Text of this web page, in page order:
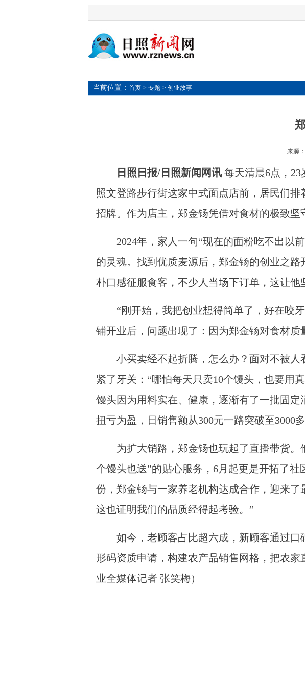
当前位置： 首页 > 专题 > 创业故事
来源
日照日报/日照新闻网讯 每天清晨6点，23
照文登路步行街这家中式面点店前，居民们
招牌。作为店主，郑金钖凭借对食材的极致坚
2024年，家人一句“现在的面粉吃不出以前
的灵魂。找到优质麦源后，郑金钖的创业之
朴口感征服食客，不少人当场下订单，这让
“刚开始，我把创业想得简单了，好在咬牙
铺开业后，问题出现了：因为郑金钖对食材质
小买卖经不起折腾，怎么办？面对不被人
紧了牙关：“哪怕每天只卖10个馒头，也要
馒头因为用料实在、健康，逐渐有了一批固
扭亏为盈，日销售额从300元一路突破至3000多
为扩大销路，郑金钖也玩起了直播带货。
个馒头也送”的贴心服务，6月起更是开拓了
份，郑金钖与一家养老机构达成合作，迎来
这也证明我们的品质经得起考验。”
如今，老顾客占比超六成，新顾客通过口
形码资质申请，构建农产品销售网格，把农
业全媒体记者 张笑梅）